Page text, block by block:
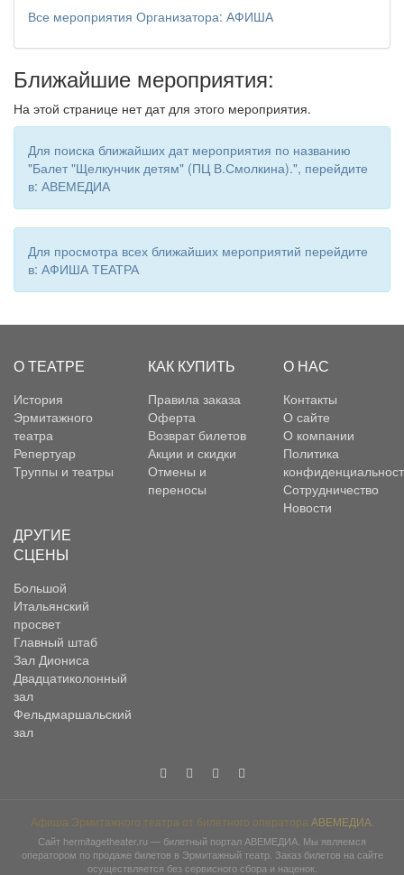
Все мероприятия Организатора: АФИША
Ближайшие мероприятия:
На этой странице нет дат для этого мероприятия.
Для поиска ближайших дат мероприятия по названию
"Балет "Щелкунчик детям" (ПЦ В.Смолкина).", перейдите
в: АВЕМЕДИА
Для просмотра всех ближайших мероприятий перейдите
в: АФИША ТЕАТРА
О ТЕАТРЕ
История
Эрмитажного
театра
Репертуар
Труппы и театры
КАК КУПИТЬ
Правила заказа
Оферта
Возврат билетов
Акции и скидки
Отмены и
переносы
О НАС
Контакты
О сайте
О компании
Политика
Сотрудничество
Новости
ДРУГИЕ
СЦЕНЫ
Большой
Итальянский
просвет
Главный штаб
Зал Диониса
Двадцатиколонный
зал
Фельдмаршальский
зал
Афиша Эрмитажного театра от билетного оператора АВЕМЕДИА.
Сайт hermitagetheater.ru — билетный портал АВЕМЕДИА. Мы являемся
оператором по продаже билетов в Эрмитажный театр. Заказ билетов на сайте
осуществляется без сервисного сбора и наценок.